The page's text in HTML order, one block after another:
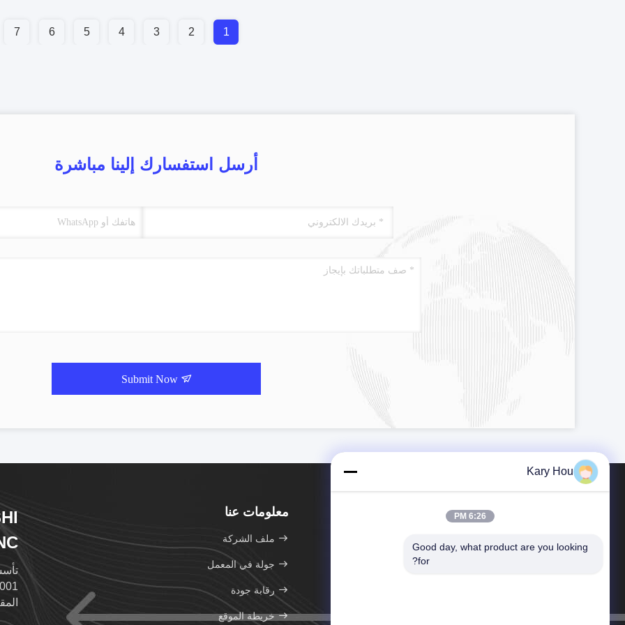
1
2
3
4
5
6
7
أرسل استفسارك إلينا مباشرة
Submit Now
هاتف：86-755-84567286
معلومات عنا
ملف الشركة
جولة في المعمل
رقابة جودة
خريطة الموقع
Kary Hou
6:26 PM
Good day, what product are you looking
for?